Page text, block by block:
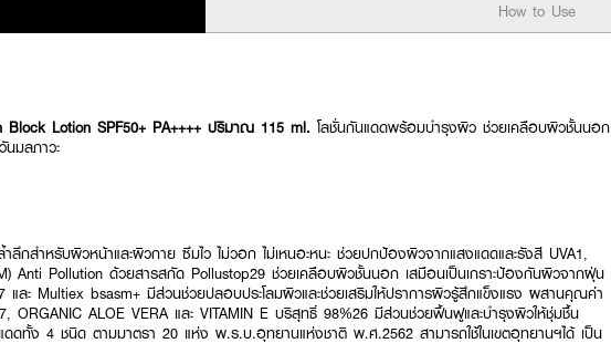
How to Use
Block Lotion SPF50+ PA++++ ปริมาณ 115 ml. โลชั่นกันแดดพร้อมบำรุงผิว ช่วยเคลือบผิวชั้นนอก
นมลภาวะ
ลึกสำหรับผิวหน้าและผิวกาย ซึมไว ไม่วอก ไม่เหนอะหนะ ช่วยปกป้องผิวจากแสงแดดและรังสี UVA1,
Anti Pollution ด้วยสารสกัด Pollustop29 ช่วยเคลือบผิวชั้นนอก เสมือนเป็นเกราะป้องกันผิวจากฝุ่น
และ Multiex bsasm+ มีส่วนช่วยปลอบประโลมผิวและช่วยเสริมให้ปราการผิวรู้สึกแข็งแรง ผสานคุณค่า
ORGANIC ALOE VERA และ VITAMIN E บริสุทธิ์ 98%26 มีส่วนช่วยฟื้นฟูและบำรุงผิวให้ชุ่มชื้น
แดดทั้ง 4 ชนิด ตามมาตรา 20 แห่ง พ.ร.บ.อุทยานแห่งชาติ พ.ศ.2562 สามารถใช้ในเขตอุทยานฯได้ เป็น